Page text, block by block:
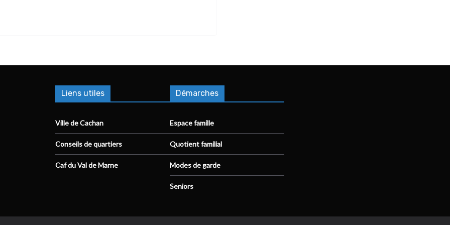
Liens utiles
Ville de Cachan
Conseils de quartiers
Caf du Val de Marne
Démarches
Espace famille
Quotient familial
Modes de garde
Seniors